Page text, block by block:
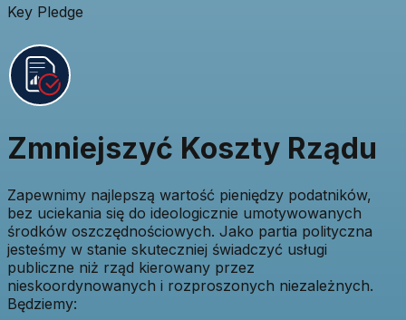
Key Pledge
Zmniejszyć Koszty Rządu
Zapewnimy najlepszą wartość pieniędzy podatników,
bez uciekania się do ideologicznie umotywowanych
środków oszczędnościowych. Jako partia polityczna
jesteśmy w stanie skuteczniej świadczyć usługi
publiczne niż rząd kierowany przez
nieskoordynowanych i rozproszonych niezależnych.
Będziemy: